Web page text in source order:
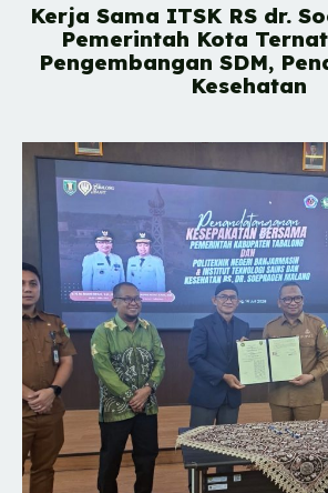
Kerja Sama ITSK RS dr.
Pemerintah Kota
Pengembangan SDM,
Kesehatan